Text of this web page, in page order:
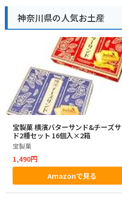
神奈川県の人気お土産
宝製菓 横濱バターサンド&チーズ
ド2種セット 16個入×2箱
宝製菓
1,490円
Amazonで見る